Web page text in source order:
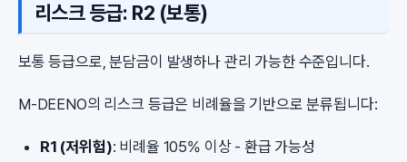
리스크 등급: R2 (보통)
보통 등급으로, 분담금이 발생하나 관리 가능한 수준입니다.
M-DEENO의 리스크 등급은 비례율을 기반으로 분류됩니다:
R1 (저위험): 비례율 105% 이상 - 환급 가능성